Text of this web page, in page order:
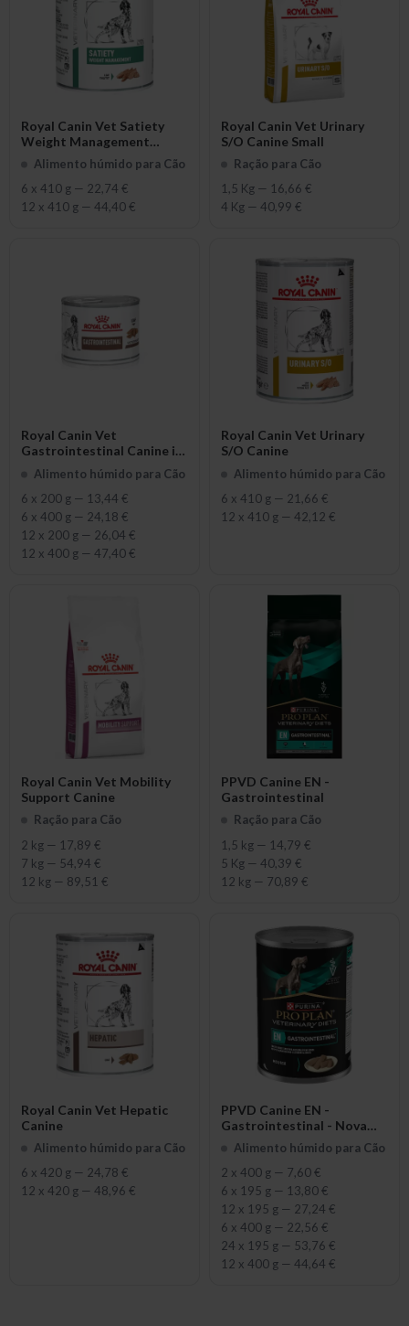
Royal Canin Vet Satiety
Weight Management
Canine in Loaf
Alimento húmido para Cão
6 x 410 g — 22,74 €
12 x 410 g — 44,40 €
Royal Canin Vet Urinary
S/O Canine Small
Ração para Cão
1,5 Kg — 16,66 €
4 Kg — 40,99 €
Royal Canin Vet
Gastrointestinal Canine in
Loaf
Alimento húmido para Cão
6 x 200 g — 13,44 €
6 x 400 g — 24,18 €
12 x 200 g — 26,04 €
12 x 400 g — 47,40 €
Royal Canin Vet Urinary
S/O Canine
Alimento húmido para Cão
6 x 410 g — 21,66 €
12 x 410 g — 42,12 €
Royal Canin Vet Mobility
Support Canine
Ração para Cão
2 kg — 17,89 €
7 kg — 54,94 €
12 kg — 89,51 €
PPVD Canine EN -
Gastrointestinal
Ração para Cão
1,5 kg — 14,79 €
5 Kg — 40,39 €
12 kg — 70,89 €
Royal Canin Vet Hepatic
Canine
Alimento húmido para Cão
6 x 420 g — 24,78 €
12 x 420 g — 48,96 €
PPVD Canine EN -
Gastrointestinal - Nova
Fórmula
Alimento húmido para Cão
2 x 400 g — 7,60 €
6 x 195 g — 13,80 €
12 x 195 g — 27,24 €
6 x 400 g — 22,56 €
24 x 195 g — 53,76 €
12 x 400 g — 44,64 €